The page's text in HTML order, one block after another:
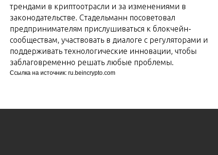
трендами в криптоотрасли и за изменениями в
законодательстве. Стадельманн посоветовал
предпринимателям прислушиваться к блокчейн-
сообществам, участвовать в диалоге с регуляторами и
поддерживать технологические инновации, чтобы
заблаговременно решать любые проблемы.
Ссылка на источник: ru.beincrypto.com